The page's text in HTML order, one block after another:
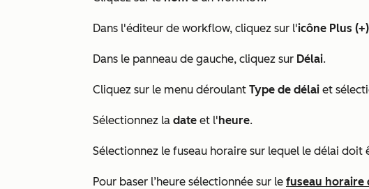
Dans l'éditeur de workflow, cliquez sur l'icône Plus (+)
Dans le panneau de gauche, cliquez sur Délai.
Cliquez sur le menu déroulant Type de délai et
Sélectionnez la date et l'heure.
Sélectionnez le fuseau horaire sur lequel le délai doit
Pour baser l’heure sélectionnée sur le fuseau horaire